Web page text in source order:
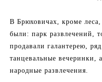
В Брюховичах, кроме
были: парк развлечений,
продавали галантерею,
танцевальные вечеринки,
народные развлечения.